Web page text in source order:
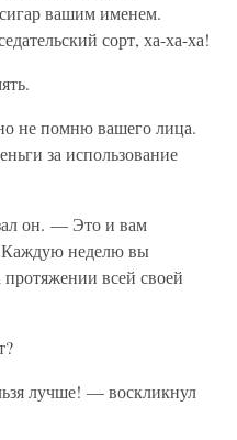
вашим именем.
сорт, ха-ха-ха!
не помню вашего лица.
за использование
он. — Это и вам
Каждую неделю вы
всей своей
лучше! — воскликнул